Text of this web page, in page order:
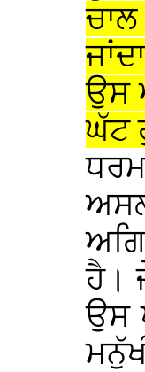
ਉਸ
ਘੱਟ
ਹੈ।
ਉਸ